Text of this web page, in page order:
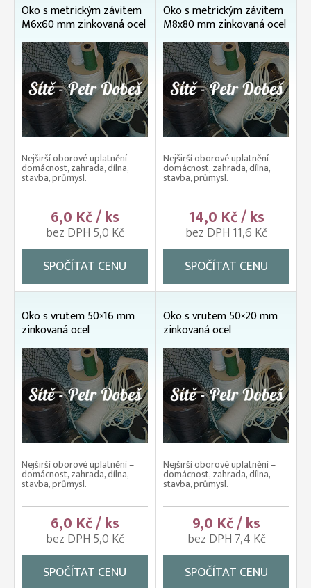
Oko s metrickým závitem
M6x60 mm zinkovaná ocel
Nejširší oborové uplatnění –
domácnost, zahrada, dílna,
stavba, průmysl.
6,0 Kč / ks
bez DPH 5,0 Kč
SPOČÍTAT CENU
Oko s metrickým závitem
M8x80 mm zinkovaná ocel
Nejširší oborové uplatnění –
domácnost, zahrada, dílna,
stavba, průmysl.
14,0 Kč / ks
bez DPH 11,6 Kč
SPOČÍTAT CENU
Oko s vrutem 50×16 mm
zinkovaná ocel
Nejširší oborové uplatnění –
domácnost, zahrada, dílna,
stavba, průmysl.
6,0 Kč / ks
bez DPH 5,0 Kč
SPOČÍTAT CENU
Oko s vrutem 50×20 mm
zinkovaná ocel
Nejširší oborové uplatnění –
domácnost, zahrada, dílna,
stavba, průmysl.
9,0 Kč / ks
bez DPH 7,4 Kč
SPOČÍTAT CENU